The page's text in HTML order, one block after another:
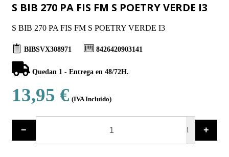
S BIB 270 PA FIS FM S POETRY VERDE I3
S BIB 270 PA FIS FM S POETRY VERDE I3
BIBSVX308971 8426420903141
Quedan 1 - Entrega en 48/72H.
13,95 € (IVA Incluido)
− ud +